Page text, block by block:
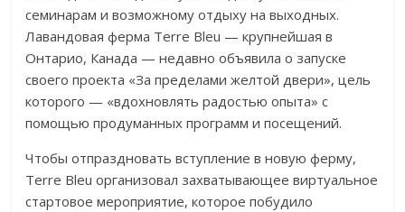
семинарам и возможному отдыху на выходных.
Лавандовая ферма Terre Bleu — крупнейшая в
Онтарио, Канада — недавно объявила о запуске
своего проекта «За пределами желтой двери», цель
которого — «вдохновлять радостью опыта» с
помощью продуманных программ и посещений.
Чтобы отпраздновать вступление в новую ферму,
Terre Bleu организовал захватывающее виртуальное
стартовое мероприятие, которое побудило